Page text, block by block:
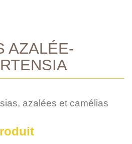
AZALÉE-
azalées et camélias